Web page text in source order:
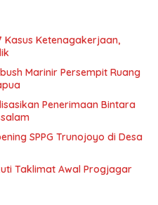
Kasus Ketenagakerjaan,
Marinir Persempit Ruang
Penerimaan Bintara
SPPG Trunojoyo di Desa
Taklimat Awal Progjagar